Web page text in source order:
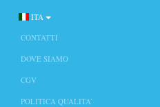
ITA
CONTATTI
DOVE SIAMO
CGV
POLITICA QUALITA’